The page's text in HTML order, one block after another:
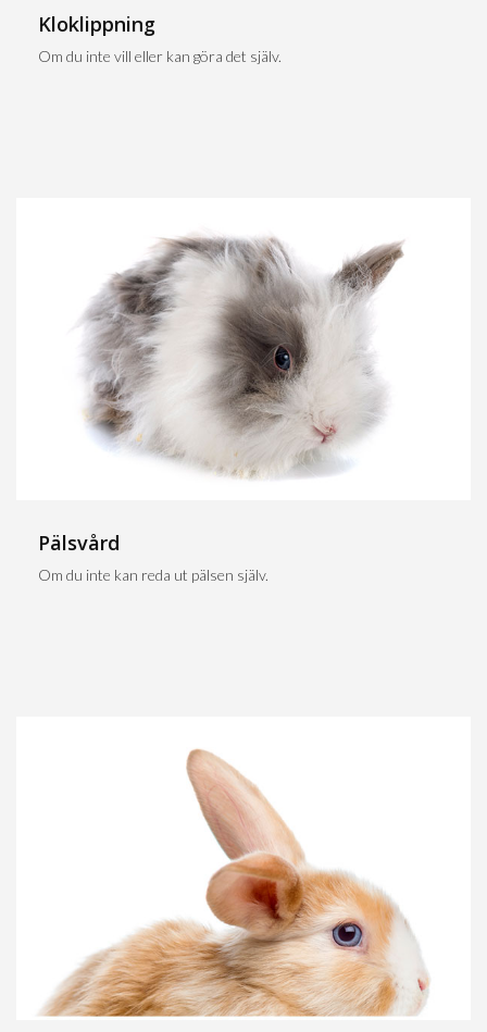
Kloklippning
Om du inte vill eller kan göra det själv.
Pälsvård
Om du inte kan reda ut pälsen själv.